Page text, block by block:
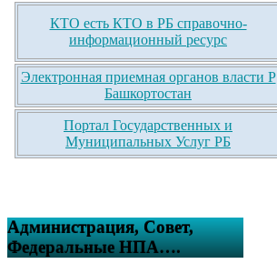
КТО есть КТО в РБ справочно-
информационный ресурс
Электронная приемная органов власти Р
Башкортостан
Портал Государственных и
Муниципальных Услуг РБ
Администрация, Совет,
Федеральные НПА….